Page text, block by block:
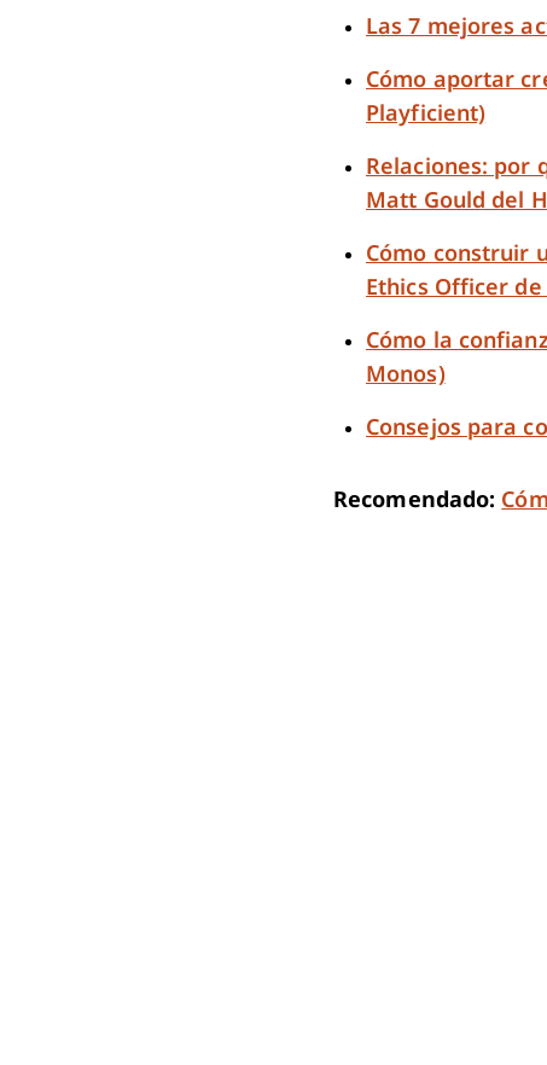
Las 7 mejores
Cómo aportar
Playficient)
Relaciones: por
Matt Gould del
Cómo construir
Ethics Officer
Cómo la
Monos)
Consejos para
Recomendado: